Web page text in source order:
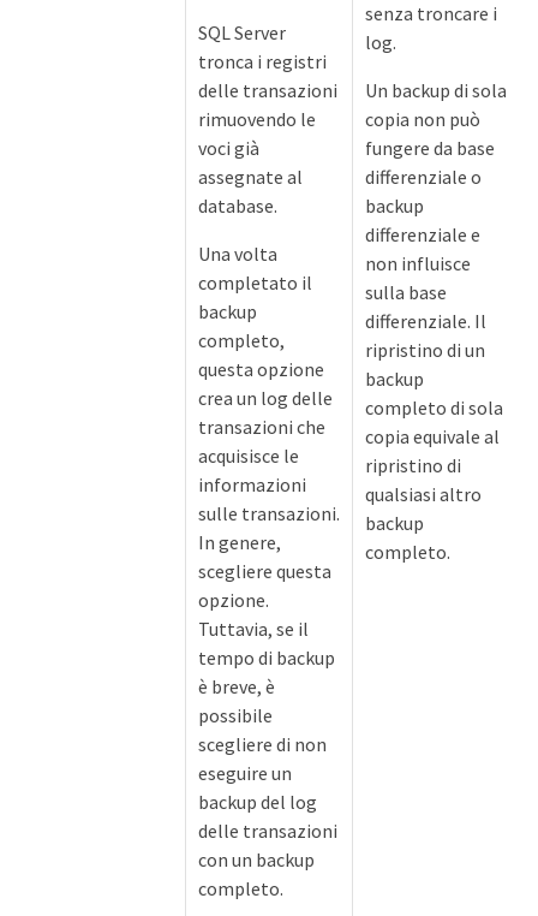
SQL Server
tronca i registri
delle transazioni
rimuovendo le
voci già
assegnate al
database.
Una volta
completato il
backup
completo,
questa opzione
crea un log delle
transazioni che
acquisisce le
informazioni
sulle transazioni.
In genere,
scegliere questa
opzione.
Tuttavia, se il
tempo di backup
è breve, è
possibile
scegliere di non
eseguire un
backup del log
delle transazioni
con un backup
completo.
senza troncare i
log.
Un backup di sola
copia non può
fungere da base
differenziale o
backup
differenziale e
non influisce
sulla base
differenziale. Il
ripristino di un
backup
completo di sola
copia equivale al
ripristino di
qualsiasi altro
backup
completo.